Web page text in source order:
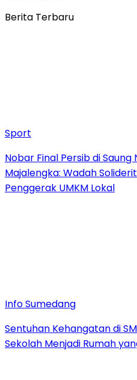
Berita Terbaru
Sport
Nobar Final Persib di
Majalengka: Wadah
Penggerak UMKM Lokal
Info Sumedang
Sentuhan Kehangatan di
Sekolah Menjadi Rumah